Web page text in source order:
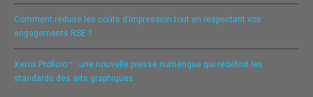
Comment réduire les coûts d’impression tout en respectant vos
engagements RSE ?
Xerox Proficio™ : une nouvelle presse numérique qui redéfinit les
standards des arts graphiques